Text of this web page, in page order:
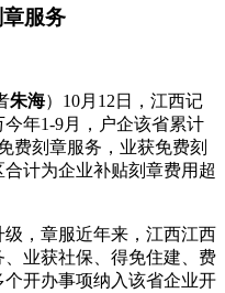
服务
朱海）10月12日，江西记
年1-9月，户企该省累计
费刻章服务，业获免费刻
计为企业补贴刻章费用超
，章服近年来，江西江西
业获社保、得免住建、费
开办事项纳入该省企业开